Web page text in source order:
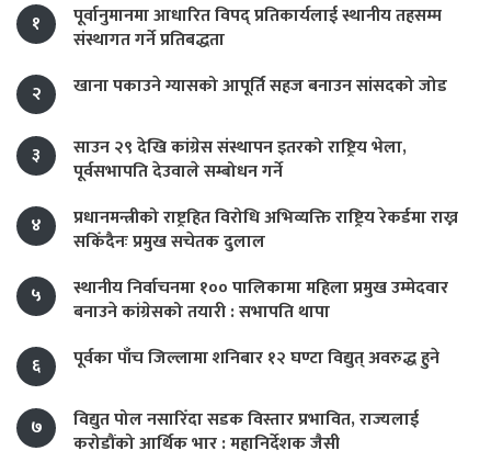
१
पूर्वानुमानमा आधारित विपद् प्रतिकार्यलाई स्थानीय तहसम्म
संस्थागत गर्ने प्रतिबद्धता
२
खाना पकाउने ग्यासको आपूर्ति सहज बनाउन सांसदको जोड
३
साउन २९ देखि कांग्रेस संस्थापन इतरको राष्ट्रिय भेला,
पूर्वसभापति देउवाले सम्बोधन गर्ने
४
प्रधानमन्त्रीको राष्ट्रहित विरोधि अभिव्यक्ति राष्ट्रिय रेकर्डमा राख्न
सकिँदैनः प्रमुख सचेतक दुलाल
५
स्थानीय निर्वाचनमा १०० पालिकामा महिला प्रमुख उम्मेदवार
बनाउने कांग्रेसको तयारी : सभापति थापा
६
पूर्वका पाँच जिल्लामा शनिबार १२ घण्टा विद्युत् अवरुद्ध हुने
७
विद्युत पोल नसारिँदा सडक विस्तार प्रभावित, राज्यलाई
करोडौंको आर्थिक भार : महानिर्देशक जैसी